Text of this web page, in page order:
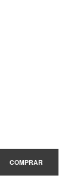
COMPRAR